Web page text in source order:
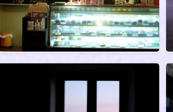
ありがとう、また会う日まで｜2023.09.12